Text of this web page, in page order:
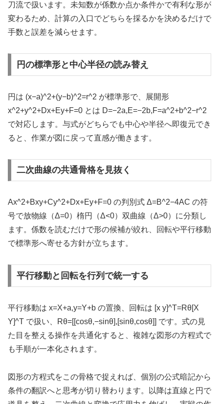
刀流で扱います。未知数が係数か点か条件かで有利な形が
変わるため、計算の入口でどちらを採るかを決めるだけで
手数と誤差を減らせます。
円の標準形と中心半径の読み替え
円は (x−a)^2+(y−b)^2=r^2 が標準形で、展開形
x^2+y^2+Dx+Ey+F=0 とは D=−2a,E=−2b,F=a^2+b^2−r^2
で対応します。与式がどちらでも中心や半径へ即復元でき
ると、作業が図に戻って直感が働きます。
二次曲線の共通骨格を見抜く
Ax^2+Bxy+Cy^2+Dx+Ey+F=0 の判別式 Δ=B^2−4AC の符
号で放物線（Δ=0）楕円（Δ<0）双曲線（Δ>0）に分類し
ます。係数を読むだけで形の候補が絞れ、回転や平行移動
で標準形へ寄せる方針が立ちます。
平行移動と回転を行列で統一する
平行移動は x=X+a,y=Y+b の置換、回転は [x y]^T=Rθ[X
Y]^T で扱い、Rθ=[[cosθ,−sinθ],[sinθ,cosθ]] です。式の見
た目を整える操作を共通化すると、複雑な図形の方程式で
も手順が一本化されます。
図形の方程式をこの骨格で捉えれば、個別の公式暗記から
条件の翻訳へと思考が切り替わります。以降は直線と円で